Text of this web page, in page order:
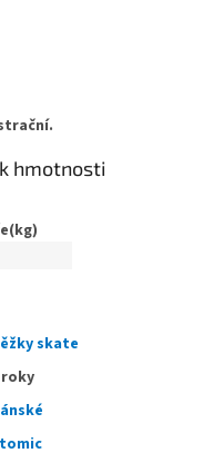
hmotnosti
skate
roky